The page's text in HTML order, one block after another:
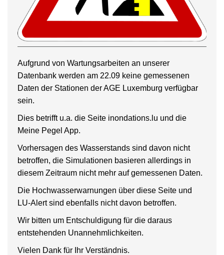
Aufgrund von Wartungsarbeiten an unserer
Datenbank werden am 22.09 keine gemessenen
Daten der Stationen der AGE Luxemburg verfügbar
sein.
Dies betrifft u.a. die Seite inondations.lu und die
Meine Pegel App.
Vorhersagen des Wasserstands sind davon nicht
betroffen, die Simulationen basieren allerdings in
diesem Zeitraum nicht mehr auf gemessenen Daten.
Die Hochwasserwarnungen über diese Seite und
LU-Alert sind ebenfalls nicht davon betroffen.
Wir bitten um Entschuldigung für die daraus
entstehenden Unannehmlichkeiten.
Vielen Dank für Ihr Verständnis.